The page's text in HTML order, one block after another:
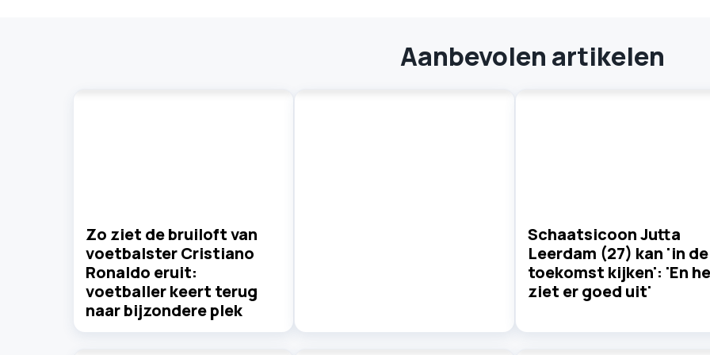
Aanbevolen artikelen
Zo ziet de bruiloft van
voetbalster Cristiano
Ronaldo eruit:
voetballer keert terug
naar bijzondere plek
Schaatsicoon Jutta
Leerdam (27) kan 'in de
toekomst kijken': 'En
ziet er goed uit'